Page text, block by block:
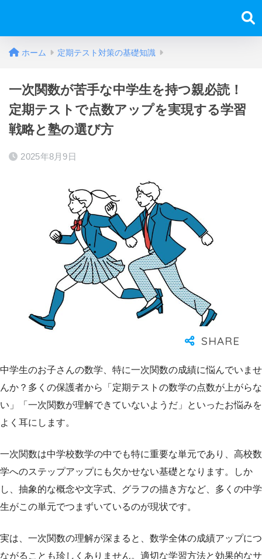
ホーム 定期テスト対策の基礎知識
一次関数が苦手な中学生を持つ親必読！
定期テストで点数アップを実現する学習
戦略と塾の選び方
2025年8月9日
中学生のお子さんの数学、特に一次関数の成績に悩んでいませ
んか？多くの保護者から「定期テストの数学の点数が上がらな
い」「一次関数が理解できていないようだ」といったお悩みを
よく耳にします。
一次関数は中学校数学の中でも特に重要な単元であり、高校数
学へのステップアップにも欠かせない基礎となります。しか
し、抽象的な概念や文字式、グラフの描き方など、多くの中学
生がこの単元でつまずいているのが現状です。
実は、一次関数の理解が深まると、数学全体の成績アップにつ
ながることも珍しくありません。適切な学習方法と効果的なサ